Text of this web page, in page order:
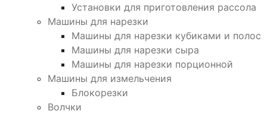
Установки для приготовления рассола
Машины для нарезки
Машины для нарезки кубиками и полос
Машины для нарезки сыра
Машины для нарезки порционной
Машины для измельчения
Блокорезки
Волчки